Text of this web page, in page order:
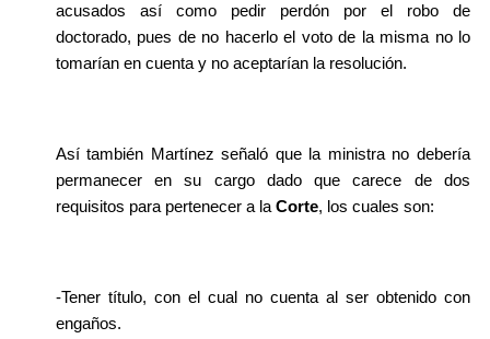
acusados así como pedir perdón por el robo de
doctorado, pues de no hacerlo el voto de la misma no lo
tomarían en cuenta y no aceptarían la resolución.
Así también Martínez señaló que la ministra no debería
permanecer en su cargo dado que carece de dos
requisitos para pertenecer a la Corte, los cuales son:
-Tener título, con el cual no cuenta al ser obtenido con
engaños.